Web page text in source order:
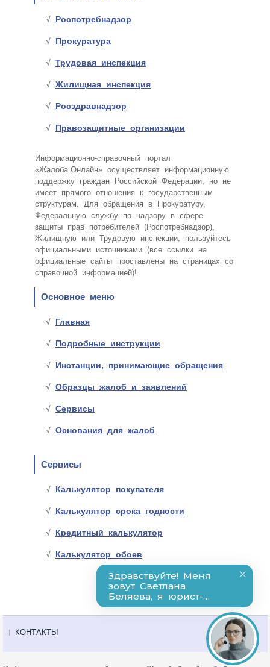
Роспотребнадзор
Прокуратура
Трудовая инспекция
Жилищная инспекция
Росздравнадзор
Правозащитные организации
Информационно-справочный портал
«Жалоба.Онлайн» осуществляет информационную
поддержку граждан Российской Федерации, но не
имеет прямого отношения к государственным
структурам. Для обращения в Прокуратуру,
Федеральную службу по надзору в сфере
защиты прав потребителей (Роспотребнадзор),
Жилищную или Трудовую инспекции, пользуйтесь
официальными источниками (все ссылки на
официальные сайты проставлены на страницах со
справочной информацией)!
Основное меню
Главная
Подробные инструкции
Инстанции, принимающие обращения
Образцы жалоб и заявлений
Сервисы
Основания для жалоб
Сервисы
Калькулятор покупателя
Калькулятор срока годности
Кредитный калькулятор
Калькулятор обоев
КОНТАКТЫ